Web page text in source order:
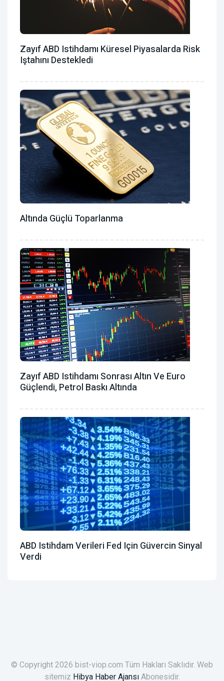
Zayıf ABD Istihdamı Küresel Piyasalarda Risk
Iştahını Destekledi
Altında Güçlü Toparlanma
Zayıf ABD Istihdamı Sonrası Altın Ve Euro
Güçlendi, Petrol Baskı Altında
ABD Istihdam Verileri Fed Için Güvercin Sinyal
Verdi
© Copyright 2026 bist-viop.com Tüm Hakları Saklıdır. Web
sitemiz Hibya Haber AjansıAbonesidir.